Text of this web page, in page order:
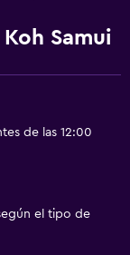
Koh Samui
de las 12:00
el tipo de